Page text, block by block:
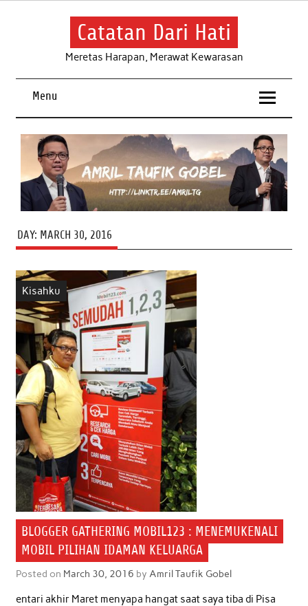
Skip
Catatan Dari Hati
Meretas Harapan, Merawat Kewarasan
Menu
DAY: MARCH 30, 2016
Kisahku
BLOGGER GATHERING MOBIL123 : MENEMUKENALI
MOBIL PILIHAN IDAMAN KELUARGA
Posted on March 30, 2016 by Amril Taufik Gobel
entari akhir Maret menyapa hangat saat saya tiba di Pisa